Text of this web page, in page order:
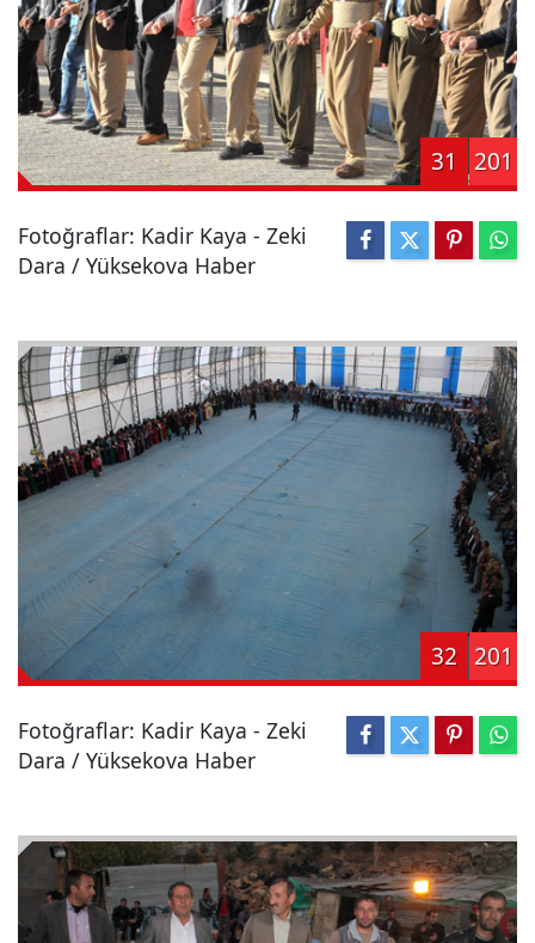
31 201
Fotoğraflar: Kadir Kaya - Zeki
Dara / Yüksekova Haber
32 201
Fotoğraflar: Kadir Kaya - Zeki
Dara / Yüksekova Haber